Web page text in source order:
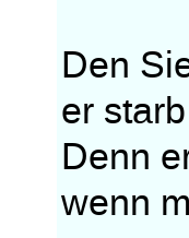
Den
er
Denn
wenn